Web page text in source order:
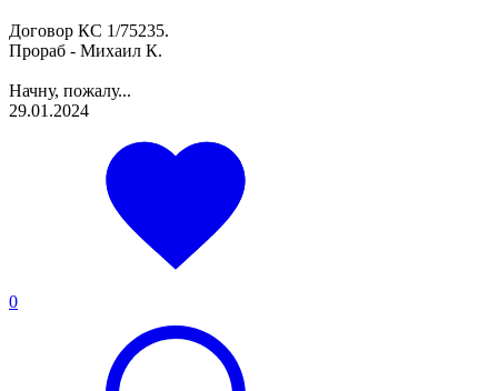
Договор КС 1/75235.
Прораб - Михаил К.
Начну, пожалу...
29.01.2024
0